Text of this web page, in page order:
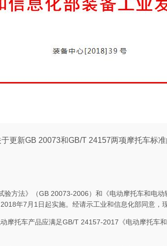
于更新GB 20073和GB/T 24157两项摩托车标
验方法》（GB 20073-2006）和《电动摩托车和电
2018年7 月 1 日起实施。经请示工业和信息化部同意，
摩托车产品应满足GB/T 24157-2017 《电动摩托车